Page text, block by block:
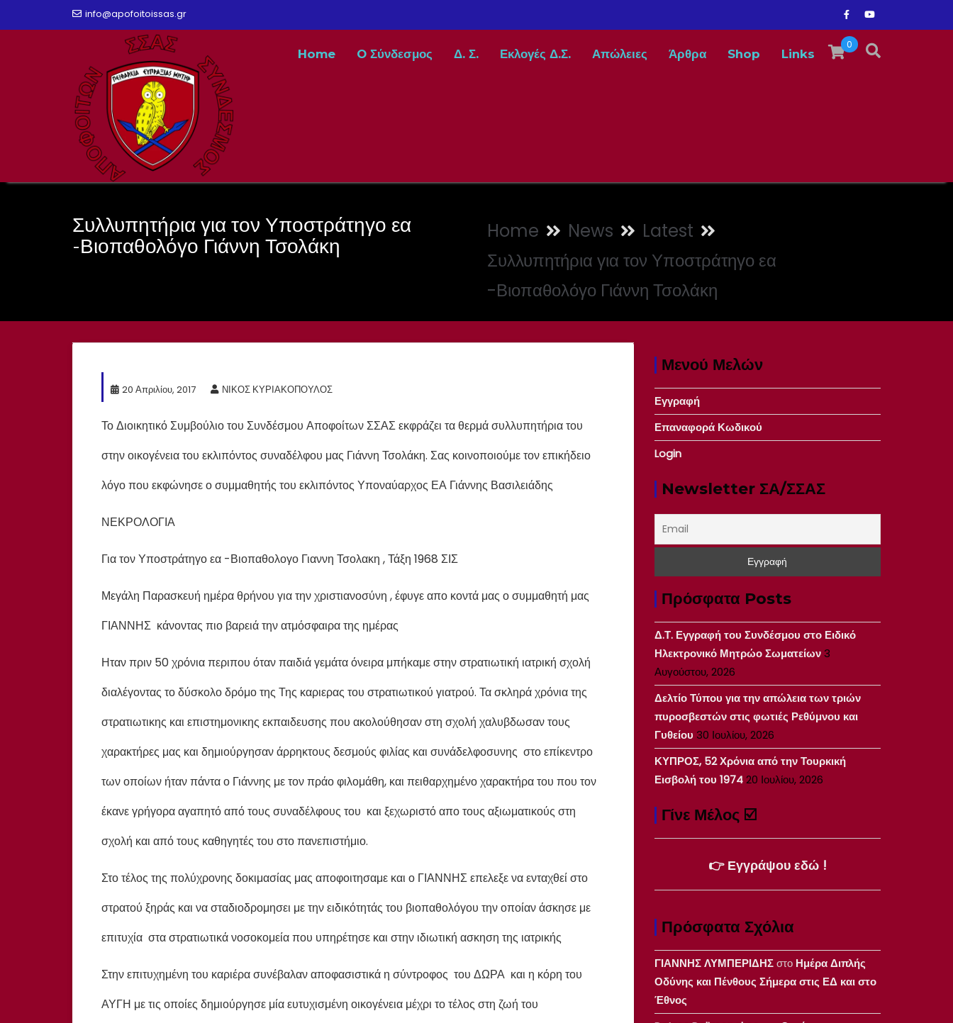
info@apofoitoissas.gr
0
Home O Σύνδεσμος Δ. Σ. Εκλογές Δ.Σ. Απώλειες Άρθρα Shop Links
Συλλυπητήρια για τον Υποστράτηγο εα
-Βιοπαθολόγο Γιάννη Τσολάκη
Home News
Latest
Συλλυπητήρια για τον Υποστράτηγο εα
-Βιοπαθολόγο Γιάννη Τσολάκη
20 Απριλίου, 2017 ΝΙΚΟΣ ΚΥΡΙΑΚΟΠΟΥΛΟΣ
Το Διοικητικό Συμβούλιο του Συνδέσμου Αποφοίτων ΣΣΑΣ εκφράζει τα θερμά συλλυπητήρια του
στην οικογένεια του εκλιπόντος συναδέλφου μας Γιάννη Τσολάκη. Σας κοινοποιούμε τον επικήδειο
λόγο που εκφώνησε ο συμμαθητής του εκλιπόντος Υποναύαρχος ΕΑ Γιάννης Βασιλειάδης
ΝΕΚΡΟΛΟΓΙΑ
Για τον Υποστράτηγο εα -Βιοπαθολογο Γιαννη Τσολακη , Τάξη 1968 ΣΙΣ
Μεγάλη Παρασκευή ημέρα θρήνου για την χριστιανοσύνη , έφυγε απο κοντά μας ο συμμαθητή μας
ΓΙΑΝΝΗΣ κάνοντας πιο βαρειά την ατμόσφαιρα της ημέρας
Ηταν πριν 50 χρόνια περιπου όταν παιδιά γεμάτα όνειρα μπήκαμε στην στρατιωτική ιατρική σχολή
διαλέγοντας το δύσκολο δρόμο της Της καριερας του στρατιωτικού γιατρού. Τα σκληρά χρόνια της
στρατιωτικης και επιστημονικης εκπαιδευσης που ακολούθησαν στη σχολή χαλυβδωσαν τους
χαρακτήρες μας και δημιούργησαν άρρηκτους δεσμούς φιλίας και συνάδελφοσυνης στο επίκεντρο
των οποίων ήταν πάντα ο Γιάννης με τον πράο φιλομάθη, και πειθαρχημένο χαρακτήρα του που τον
έκανε γρήγορα αγαπητό από τους συναδέλφους του και ξεχωριστό απο τους αξιωματικούς στη
σχολή και από τους καθηγητές του στο πανεπιστήμιο.
Στο τέλος της πολύχρονης δοκιμασίας μας αποφοιτησαμε και ο ΓΙΑΝΝΗΣ επελεξε να ενταχθεί στο
στρατού ξηράς και να σταδιοδρομησει με την ειδικότητάς του βιοπαθολόγου την οποίαν άσκησε με
επιτυχία στα στρατιωτικά νοσοκομεία που υπηρέτησε και στην ιδιωτική ασκηση της ιατρικής
Στην επιτυχημένη του καριέρα συνέβαλαν αποφασιστικά η σύντροφος του ΔΩΡΑ και η κόρη του
ΑΥΓΗ με τις οποίες δημιούργησε μία ευτυχισμένη οικογένεια μέχρι το τέλος στη ζωή του
Μενού Μελών
Εγγραφή
Επαναφορά Κωδικού
Login
Newsletter ΣΑ/ΣΣΑΣ
Πρόσφατα Posts
Δ.Τ. Εγγραφή του Συνδέσμου στο Ειδικό
Ηλεκτρονικό Μητρώο Σωματείων3
Αυγούστου, 2026
Δελτίο Τύπου για την απώλεια των τριών
πυροσβεστών στις φωτιές Ρεθύμνου και
Γυθείου 30 Ιουλίου, 2026
ΚΥΠΡΟΣ, 52 Χρόνια από την Τουρκική
Εισβολή του 197420 Ιουλίου, 2026
Γίνε Μέλος ☑️
👉 Εγγράψου εδώ !
Πρόσφατα Σχόλια
ΓΙΑΝΝΗΣ ΛΥΜΠΕΡΙΔΗΣστο Ημέρα Διπλής
Οδύνης και Πένθους Σήμερα στις ΕΔ και στο
Έθνος